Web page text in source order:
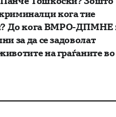
кога тие
До кога ВМРО-ДПМНЕ
за да се задоволат
на граѓаните во